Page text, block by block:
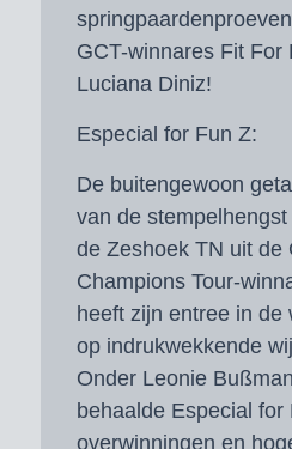
GCT-winnares Fit For
Luciana Diniz!
Especial for Fun Z:
De buitengewoon
van de
de Zeshoek TN uit de
Champions Tour-
heeft zijn entree in de
op indrukwekkende
Onder Leonie
behaalde Especial for
overwinningen en